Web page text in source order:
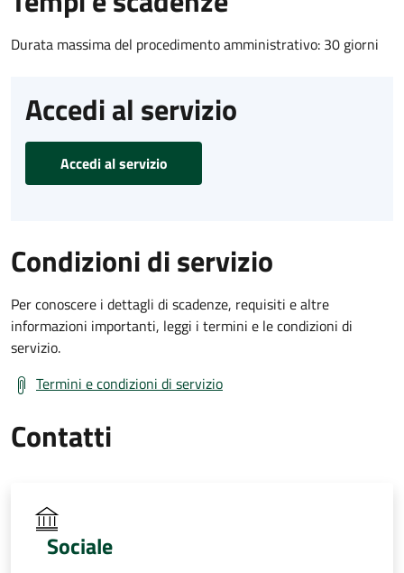
Durata massima del procedimento amministrativo: 30 giorni
Accedi al servizio
Accedi al servizio
Condizioni di servizio
Per conoscere i dettagli di scadenze, requisiti e altre
informazioni importanti, leggi i termini e le condizioni di
servizio.
Termini e condizioni di servizio
Contatti
Sociale